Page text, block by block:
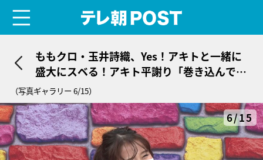
ももクロ・玉井詩織、Yes！アキトと一緒に
盛大にスベる！アキト平謝り「巻き込んです
みません…」
（写真ギャラリー 6/15）
6/15